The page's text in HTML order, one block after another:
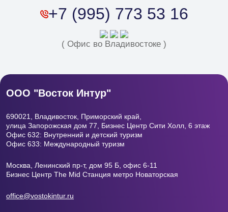
+7 (995) 773 53 16
( Офис во Владивостоке )
ООО "Восток Интур"
690021, Владивосток, Приморский край,
улица Запорожская дом 77, Бизнес Центр Сити Холл, 6 этаж
Офис 632: Внутренний и детский туризм
Офис 633: Международный туризм
Москва, Ленинский пр-т, дом 95 Б, офис 6-11
Бизнес Центр The Mid Станция метро Новаторская
office@vostokintur.ru